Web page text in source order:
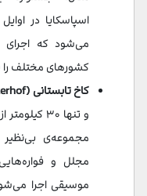
اسپاسکایا در
می‌شود که اجرای
کشورهای مختلف
کاخ تابستانی (Peterhof):
و تنها ۳۰
مجموعه‌ی بی‌نظیر
مجلل و
موسیقی اجرا